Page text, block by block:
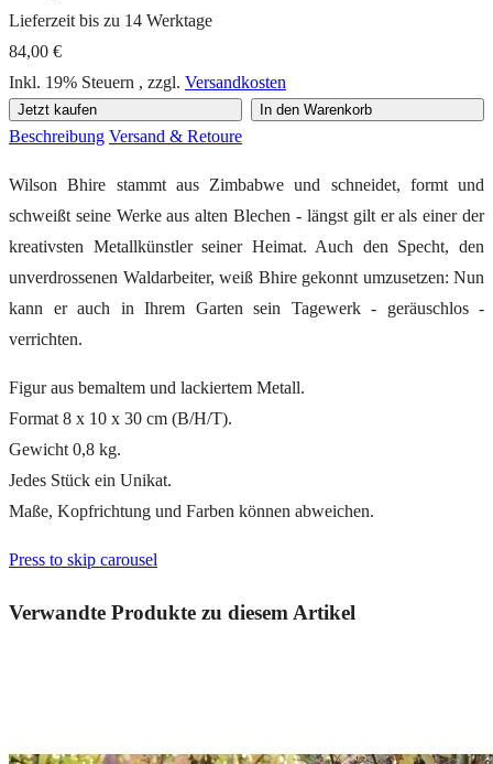
Lieferzeit bis zu 14 Werktage
84,00 €
Inkl. 19% Steuern , zzgl. Versandkosten
Jetzt kaufen In den Warenkorb
Beschreibung Versand & Retoure
Wilson Bhire stammt aus Zimbabwe und schneidet, formt und
schweißt seine Werke aus alten Blechen - längst gilt er als einer der
kreativsten Metallkünstler seiner Heimat. Auch den Specht, den
unverdrossenen Waldarbeiter, weiß Bhire gekonnt umzusetzen: Nun
kann er auch in Ihrem Garten sein Tagewerk - geräuschlos -
verrichten.
Figur aus bemaltem und lackiertem Metall.
Format 8 x 10 x 30 cm (B/H/T).
Gewicht 0,8 kg.
Jedes Stück ein Unikat.
Maße, Kopfrichtung und Farben können abweichen.
Press to skip carousel
Verwandte Produkte zu diesem Artikel